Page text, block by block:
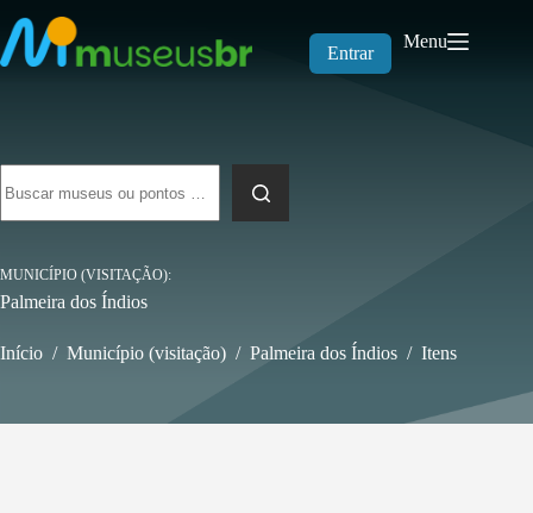
para
o
conteúdo
Entrar
Menu
resultados
MUNICÍPIO (VISITAÇÃO)
Palmeira dos Índios
Início / Município (visitação) / Palmeira dos Índios / Itens